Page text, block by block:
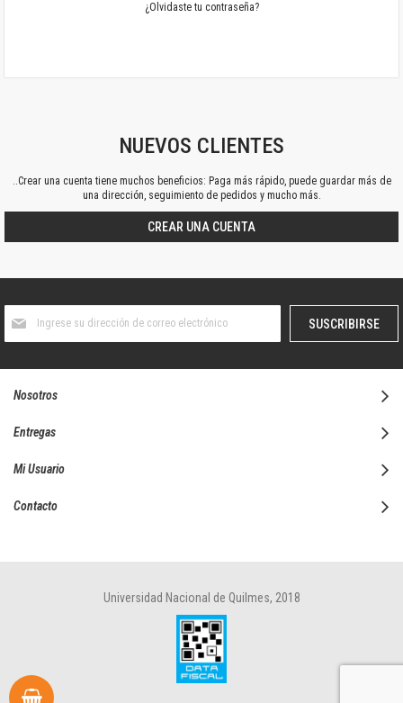
¿Olvidaste tu contraseña?
NUEVOS CLIENTES
..Crear una cuenta tiene muchos beneficios: Paga más rápido, puede guardar más de
una dirección, seguimiento de pedidos y mucho más.
CREAR UNA CUENTA
boletín
SUSCRIBIRSE
Nosotros
Entregas
Mi Usuario
Contacto
Universidad Nacional de Quilmes, 2018